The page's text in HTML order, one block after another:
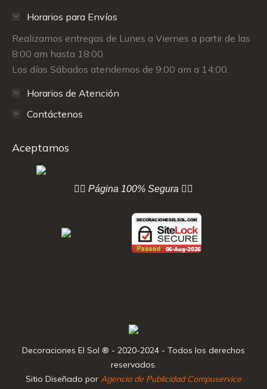
Horarios para Envíos
Realizamos entregas de Lunes a Viernes a partir de las
8:00 am hasta 18:00.
Los días Sábados atendemos de 9:00 am a 14:00.
Horarios de Atención
Contáctenos
Aceptamos
👇🏻 Página 100% Segura 👇🏻
Decoraciones El Sol ® - 2020-2024 - Todos los derechos
reservados.
Sitio Diseñado por Agencia de Publicidad Compuservice